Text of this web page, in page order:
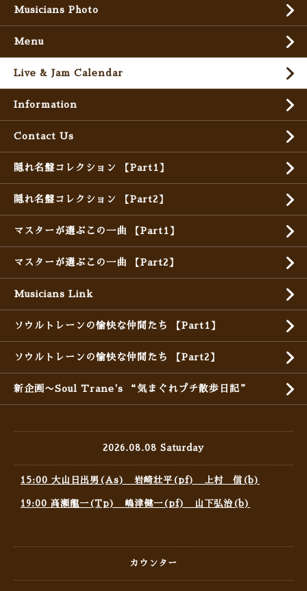
Musicians Photo
Menu
Live & Jam Calendar
Information
Contact Us
隠れ名盤コレクション 【Part1】
隠れ名盤コレクション 【Part2】
マスターが選ぶこの一曲 【Part1】
マスターが選ぶこの一曲 【Part2】
Musicians Link
ソウルトレーンの愉快な仲間たち 【Part1】
ソウルトレーンの愉快な仲間たち 【Part2】
新企画〜Soul Trane's “気まぐれプチ散歩日記”
2026.08.08 Saturday
15:00 大山日出男(As) 岩崎壮平(pf) 上村 信(b)
19:00 高瀬龍一(Tp) 嶋津健一(pf) 山下弘治(b)
カウンター